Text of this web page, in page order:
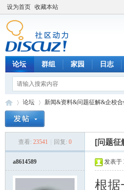
设为首页 收藏本站
论坛 群组 家园 日志
论坛
›
新闻&资料&问题征解&企校合
查看: 23541 回复: 0 [问题征
a8614589 发表于
根据